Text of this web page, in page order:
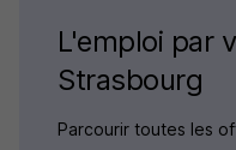
L'emploi par
Strasbourg
Parcourir toutes les